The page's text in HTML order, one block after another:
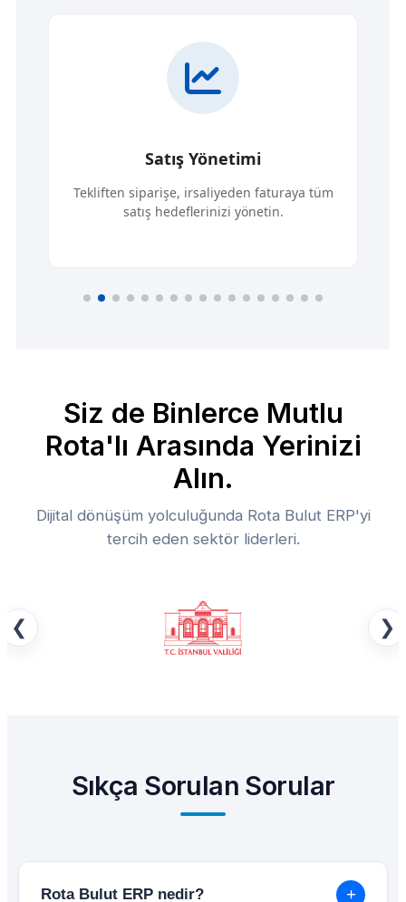
Satış Yönetimi
Tekliften siparişe, irsaliyeden faturaya tüm
satış hedeflerinizi yönetin.
Siz de Binlerce Mutlu
Rota'lı Arasında Yerinizi
Alın.
Dijital dönüşüm yolculuğunda Rota Bulut ERP'yi
tercih eden sektör liderleri.
❮ ❯
Sıkça Sorulan Sorular
Rota Bulut ERP nedir? +